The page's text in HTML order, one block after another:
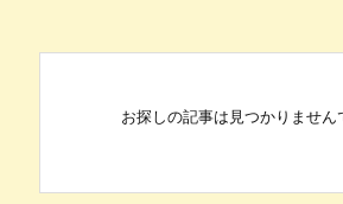
お探しの記事は見つかりません